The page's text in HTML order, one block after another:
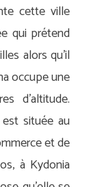
cette ville
qui prétend
alors qu’il
occupe une
d’altitude.
située au
et de
à Kydonia